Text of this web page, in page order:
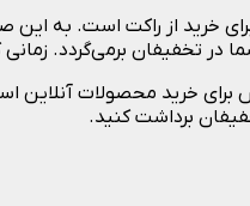
که مبلغ به ۵۰ هزار تومان رسید، می‌توانید مبلغ را به
خرید محصولات آنلاین
برداشت کنید.